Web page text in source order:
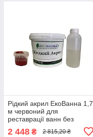
Рідкий акрил ЕкоВанна 1,7
м червоний для
реставрації ванн без
2 448 ₴ 2 815,20 ₴